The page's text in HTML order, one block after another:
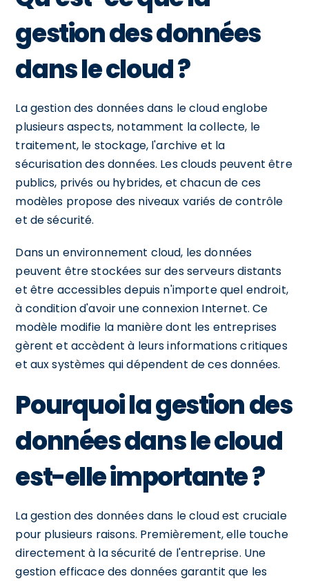
gestion des données
dans le cloud ?
La gestion des données dans le cloud englobe
plusieurs aspects, notamment la collecte, le
traitement, le stockage, l'archive et la
sécurisation des données. Les clouds peuvent être
publics, privés ou hybrides, et chacun de ces
modèles propose des niveaux variés de contrôle
et de sécurité.
Dans un environnement cloud, les données
peuvent être stockées sur des serveurs distants
et être accessibles depuis n'importe quel endroit,
à condition d'avoir une connexion Internet. Ce
modèle modifie la manière dont les entreprises
gèrent et accèdent à leurs informations critiques
et aux systèmes qui dépendent de ces données.
Pourquoi la gestion des
données dans le cloud
est-elle importante ?
La gestion des données dans le cloud est cruciale
pour plusieurs raisons. Premièrement, elle touche
directement à la sécurité de l'entreprise. Une
gestion efficace des données garantit que les